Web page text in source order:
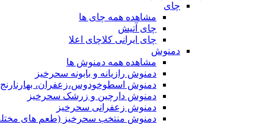
چای
مشاهده همه چای ها
چای آتیش
چای ایرانی کلاچای اعلا
دمنوش
مشاهده همه دمنوش ها
دمنوش رازیانه و بابونه سحرخیز
دمنوش اسطوخودوس،زعفران،
دمنوش دارچین و زرشک سحرخیز
دمنوش زعفرانی سحرخیز
دمنوش منتخب سحرخیز (طعم های